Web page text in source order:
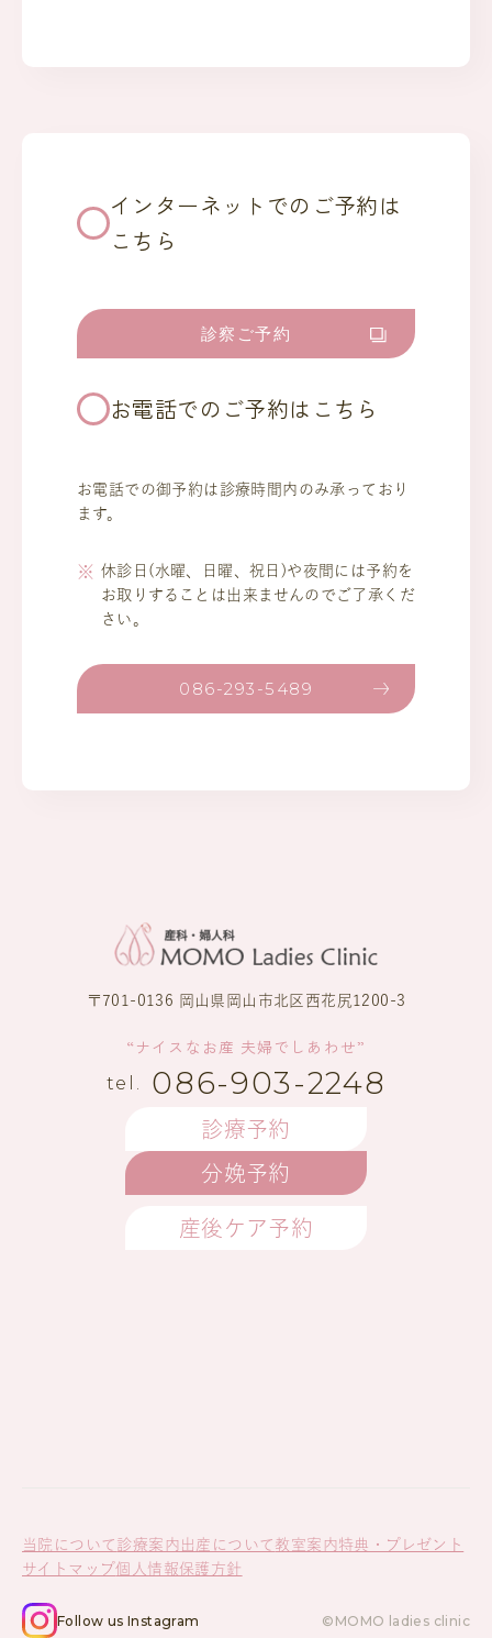
インターネットでのご予約は
こちら
診察ご予約
お電話でのご予約はこちら
お電話での御予約は診療時間内のみ承っており
ます。
休診日(水曜、日曜、祝日)や夜間には予約を
お取りすることは出来ませんのでご了承くだ
さい。
086-293-5489
〒701-0136 岡山県岡山市北区西花尻1200-3
“ナイスなお産 夫婦でしあわせ”
086-903-2248
診療予約
分娩予約
産後ケア予約
当院について 診療案内 出産について 教室案内特典・プレゼント
サイトマップ個人情報保護方針
Follow us Instagram ©MOMO ladies clinic